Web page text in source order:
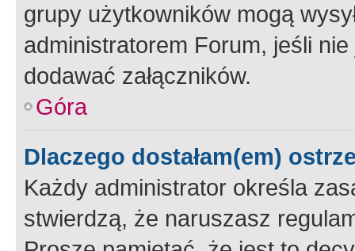
grupy użytkowników mogą
administratorem Forum, jeśli
dodawać załączników.
Góra
Dlaczego dostałam(em)
Każdy administrator określa
stwierdzą, że naruszasz